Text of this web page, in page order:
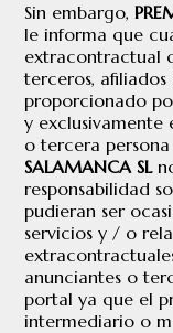
Sin embargo,
le informa que
extracontractual
terceros,
proporcionado
y
o tercera
SALAMANCA SL
responsabilidad
pudieran ser
servicios y / o
anunciantes o
portal ya que el
intermediario o